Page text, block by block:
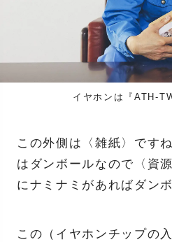
イヤホンは『ATH-
この外側は〈雑紙〉です
はダンボールなので〈資
にナミナミがあればダン
この（イヤホンチップの